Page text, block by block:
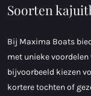
Soorten
Bij Maxima Boats
met unieke
bijvoorbeeld kiezen
kortere tochten of